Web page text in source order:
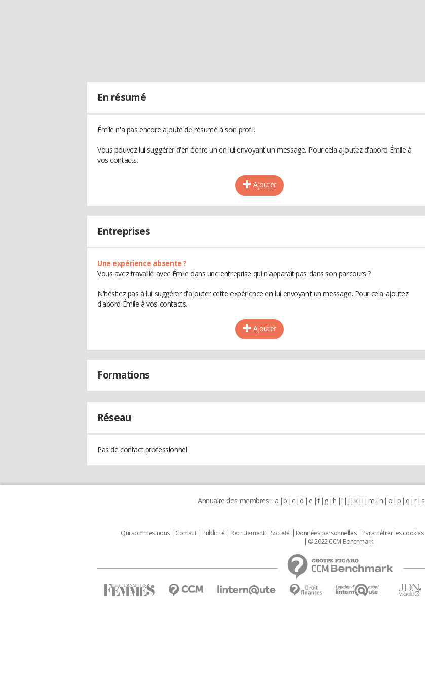
En résumé
Émile n'a pas encore ajouté de résumé à son profil.
Vous pouvez lui suggérer d'en écrire un en lui envoyant un message. Pour cela ajoutez d'abord Émile à
vos contacts.
Ajouter
Entreprises
Une expérience absente ?
Vous avez travaillé avec Émile dans une entreprise qui n'apparaît pas dans son parcours ?
N'hésitez pas à lui suggérer d'ajouter cette expérience en lui envoyant un message. Pour cela ajoutez
d'abord Émile à vos contacts.
Ajouter
Formations
Réseau
Pas de contact professionnel
Annuaire des membres : a b c d e f g h i j k l m n o p q r s
Qui sommes nous Contact Publicité Recrutement Societé Données personnelles Paramétrer les cookies
© 2022 CCM Benchmark